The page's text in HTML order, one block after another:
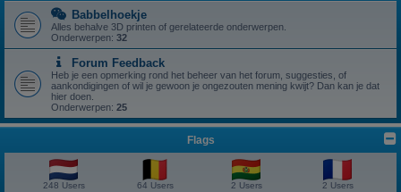
Babbelhoekje
Alles behalve 3D printen of gerelateerde onderwerpen.
Onderwerpen: 32
Forum Feedback
Heb je een opmerking rond het beheer van het forum, suggesties, of
aankondigingen of wil je gewoon je ongezouten mening kwijt? Dan kan je dat
hier doen.
Onderwerpen: 25
Flags
248 Users 64 Users 2 Users 2 Users